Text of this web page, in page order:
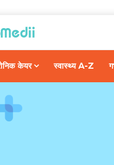
केयर स्वास्थ्य A-Z